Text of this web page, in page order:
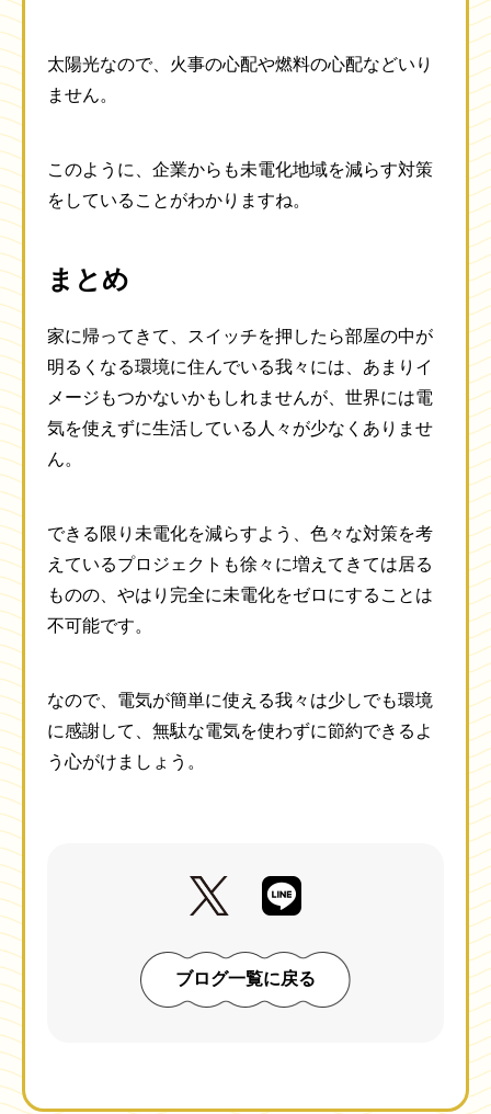
太陽光なので、火事の心配や燃料の心配などいり
ません。
このように、企業からも未電化地域を減らす対策
をしていることがわかりますね。
まとめ
家に帰ってきて、スイッチを押したら部屋の中が
明るくなる環境に住んでいる我々には、あまりイ
メージもつかないかもしれませんが、世界には電
気を使えずに生活している人々が少なくありませ
ん。
できる限り未電化を減らすよう、色々な対策を考
えているプロジェクトも徐々に増えてきては居る
ものの、やはり完全に未電化をゼロにすることは
不可能です。
なので、電気が簡単に使える我々は少しでも環境
に感謝して、無駄な電気を使わずに節約できるよ
う心がけましょう。
ブログ一覧に戻る